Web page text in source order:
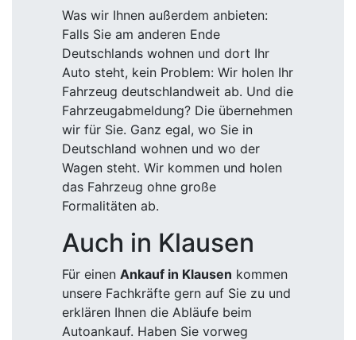
Was wir Ihnen außerdem anbieten:
Falls Sie am anderen Ende
Deutschlands wohnen und dort Ihr
Auto steht, kein Problem: Wir holen Ihr
Fahrzeug deutschlandweit ab. Und die
Fahrzeugabmeldung? Die übernehmen
wir für Sie. Ganz egal, wo Sie in
Deutschland wohnen und wo der
Wagen steht. Wir kommen und holen
das Fahrzeug ohne große
Formalitäten ab.
Auch in Klausen
Für einen Ankauf in Klausen kommen
unsere Fachkräfte gern auf Sie zu und
erklären Ihnen die Abläufe beim
Autoankauf. Haben Sie vorweg